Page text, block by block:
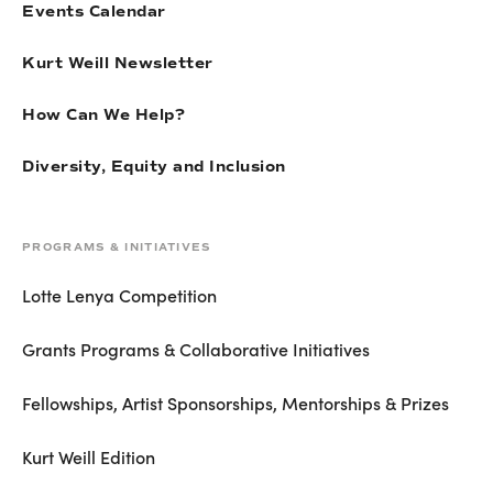
Events Calendar
Kurt Weill Newsletter
How Can We Help?
Diversity, Equity and Inclusion
PROGRAMS & INITIATIVES
Lotte Lenya Competition
Grants Programs & Collaborative Initiatives
Fellowships, Artist Sponsorships, Mentorships & Prizes
Kurt Weill Edition